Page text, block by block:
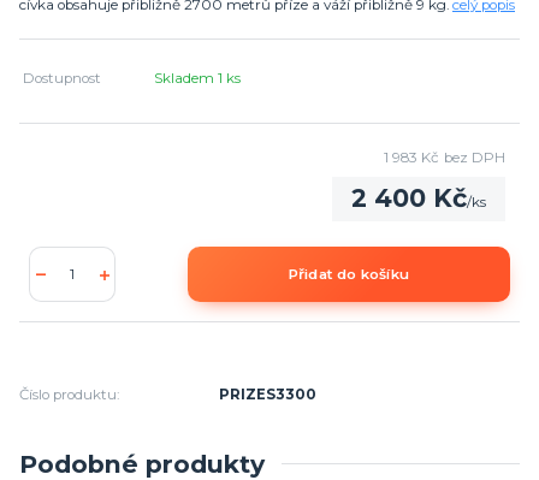
cívka obsahuje přibližně 2700 metrů příze a váží přibližně 9 kg. celý popis
Dostupnost Skladem 1 ks
2 400 Kč/ks
1 983 Kč bez DPH
Přidat do košíku
Číslo produktu: PRIZES3300
Podobné produkty